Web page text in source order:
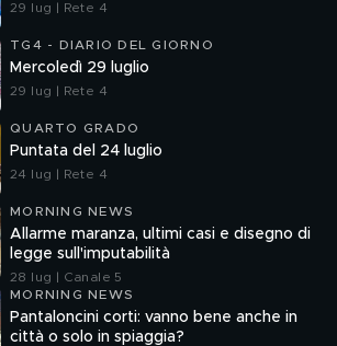
29 lug | Rete 4
TG4 - DIARIO DEL GIORNO
Mercoledì 29 luglio
29 lug | Rete 4
QUARTO GRADO
Puntata del 24 luglio
24 lug | Rete 4
MORNING NEWS
Allarme maranza, ultimi casi e disegno di
legge sull'imputabilità
28 lug | Canale 5
MORNING NEWS
Pantaloncini corti: vanno bene anche in
città o solo in spiaggia?